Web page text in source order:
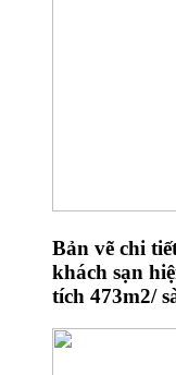
Bản vẽ chi
khách sạn
tích 473m2/